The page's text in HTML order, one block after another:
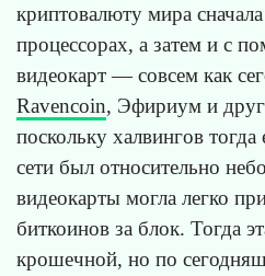
криптовалюту мира
процессорах, а затем и с
видеокарт — совсем как
Ravencoin, Эфириум и
поскольку халвингов
сети был относительно
видеокарты могла легко
биткоинов за блок. Тогда
крошечной, но по